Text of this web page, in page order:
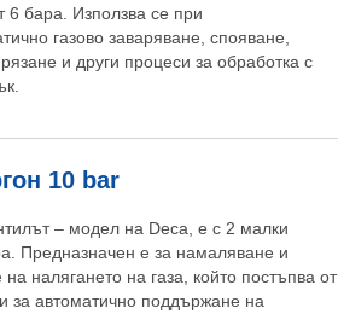
6 бара. Използва се при
газово заваряване, спояване,
и други процеси за обработка с
10 bar
– модел на Deca, е с 2 малки
Предназначен е за намаляване и
на налягането на газа, който постъпва от
за автоматично поддържане на